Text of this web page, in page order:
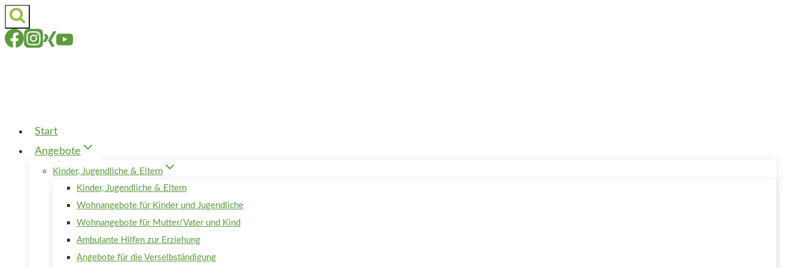
Zum
Inhalt
springen
Start
Angebote
Kinder, Jugendliche & Eltern
Kinder, Jugendliche & Eltern
Wohnangebote für Kinder und Jugendliche
Wohnangebote für Mutter/Vater und Kind
Ambulante Hilfen zur Erziehung
Angebote für die Verselbständigung